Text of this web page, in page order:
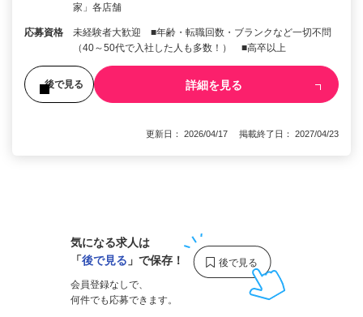
家」各店舗
応募資格
未経験者大歓迎 ■年齢・転職回数・ブランクなど一切不問
（40～50代で入社した人も多数！） ■高卒以上
後で見る 詳細を見る
更新日： 2026/04/17 掲載終了日： 2027/04/23
気になる求人は
「後で見る 」で保存！
会員登録なしで、
何件でも応募できます。